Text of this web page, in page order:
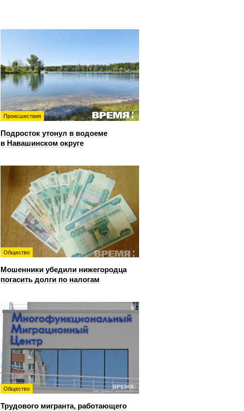
Происшествия
Подросток утонул в водоеме
в Навашинском округе
Общество
Мошенники убедили нижегородца
погасить долги по налогам
Общество
Трудового мигранта, работающего